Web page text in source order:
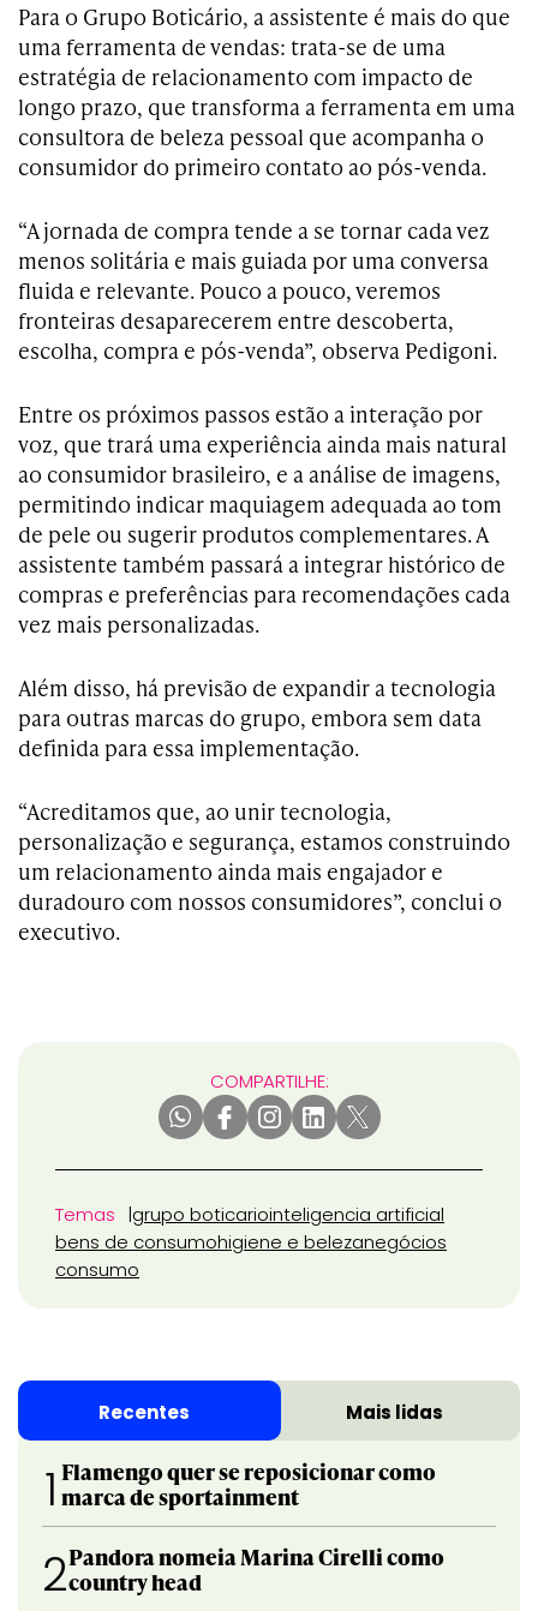
Para o Grupo Boticário, a assistente é mais do que
uma ferramenta de vendas: trata-se de uma
estratégia de relacionamento com impacto de
longo prazo, que transforma a ferramenta em uma
consultora de beleza pessoal que acompanha o
consumidor do primeiro contato ao pós-venda.
“A jornada de compra tende a se tornar cada vez
menos solitária e mais guiada por uma conversa
fluida e relevante. Pouco a pouco, veremos
fronteiras desaparecerem entre descoberta,
escolha, compra e pós-venda”, observa Pedigoni.
Entre os próximos passos estão a interação por
voz, que trará uma experiência ainda mais natural
ao consumidor brasileiro, e a análise de imagens,
permitindo indicar maquiagem adequada ao tom
de pele ou sugerir produtos complementares. A
assistente também passará a integrar histórico de
compras e preferências para recomendações cada
vez mais personalizadas.
Além disso, há previsão de expandir a tecnologia
para outras marcas do grupo, embora sem data
definida para essa implementação.
“Acreditamos que, ao unir tecnologia,
personalização e segurança, estamos construindo
um relacionamento ainda mais engajador e
duradouro com nossos consumidores”, conclui o
executivo.
COMPARTILHE:
Temas grupo boticariointeligencia artificial
bens de consumohigiene e belezanegócios
consumo
Recentes Mais lidas
1 Flamengo quer se reposicionar como
marca de sportainment
2Pandora nomeia Marina Cirelli como
country head